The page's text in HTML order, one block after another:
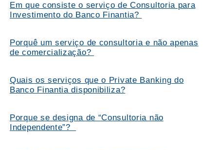
Em que consiste o serviço de Consultoria para
Investimento do Banco Finantia?
Porquê um serviço de consultoria e não apenas
de comercialização?
Quais os serviços que o Private Banking do
Banco Finantia disponibiliza?
Porque se designa de “Consultoria não
Independente”?